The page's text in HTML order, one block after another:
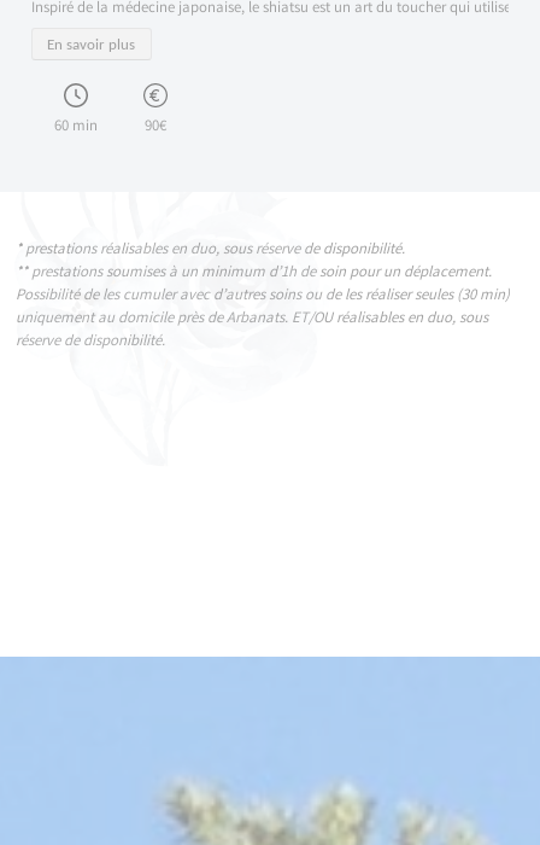
Inspiré de la médecine japonaise, le shiatsu est un art du toucher qui utilise
En savoir plus
60 min 90€
* prestations réalisables en duo, sous réserve de disponibilité.
** prestations soumises à un minimum d’1h de soin pour un déplacement.
Possibilité de les cumuler avec d’autres soins ou de les réaliser seules (30 min)
uniquement au domicile près de Arbanats. ET/OU réalisables en duo, sous
réserve de disponibilité.